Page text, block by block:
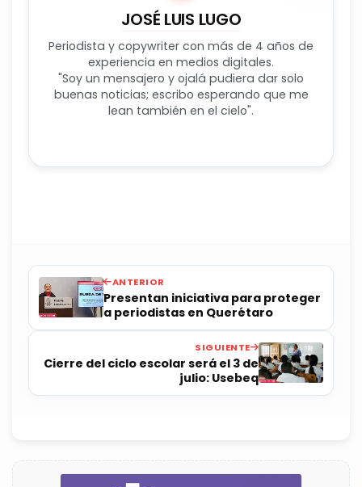
JOSÉ LUIS LUGO
Periodista y copywriter con más de 4 años de
experiencia en medios digitales.
"Soy un mensajero y ojalá pudiera dar solo
buenas noticias; escribo esperando que me
lean también en el cielo".
ANTERIOR
Presentan iniciativa para proteger
a periodistas en Querétaro
SIGUIENTE
Cierre del ciclo escolar será el 3 de
julio: Usebeq